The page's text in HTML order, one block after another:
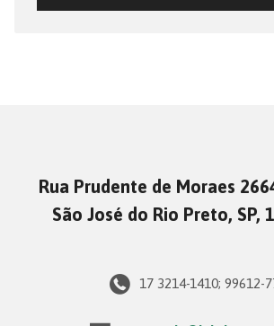
Rua Prudente de Moraes
São José do Rio Preto, SP,
17 3214-1410; 99612-